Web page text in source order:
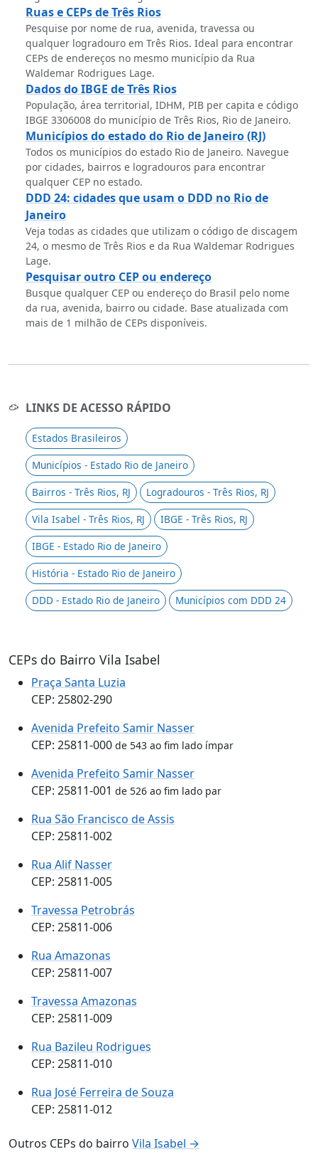
Ruas e CEPs de Três Rios
Pesquise por nome de rua, avenida, travessa ou
qualquer logradouro em Três Rios. Ideal para encontrar
CEPs de endereços no mesmo município da Rua
Waldemar Rodrigues Lage.
Dados do IBGE de Três Rios
População, área territorial, IDHM, PIB per capita e código
IBGE 3306008 do município de Três Rios, Rio de Janeiro.
Municípios do estado do Rio de Janeiro (RJ)
Todos os municípios do estado Rio de Janeiro. Navegue
por cidades, bairros e logradouros para encontrar
qualquer CEP no estado.
DDD 24: cidades que usam o DDD no Rio de
Janeiro
Veja todas as cidades que utilizam o código de discagem
24, o mesmo de Três Rios e da Rua Waldemar Rodrigues
Lage.
Pesquisar outro CEP ou endereço
Busque qualquer CEP ou endereço do Brasil pelo nome
da rua, avenida, bairro ou cidade. Base atualizada com
mais de 1 milhão de CEPs disponíveis.
LINKS DE ACESSO RÁPIDO
Estados Brasileiros
Municípios - Estado Rio de Janeiro
Bairros - Três Rios, RJ
Logradouros - Três Rios, RJ
Vila Isabel - Três Rios, RJ
IBGE - Três Rios, RJ
IBGE - Estado Rio de Janeiro
História - Estado Rio de Janeiro
DDD - Estado Rio de Janeiro
Municípios com DDD 24
CEPs do Bairro Vila Isabel
Praça Santa Luzia
CEP: 25802-290
Avenida Prefeito Samir Nasser
CEP: 25811-000 de 543 ao fim lado ímpar
Avenida Prefeito Samir Nasser
CEP: 25811-001 de 526 ao fim lado par
Rua São Francisco de Assis
CEP: 25811-002
Rua Alif Nasser
CEP: 25811-005
Travessa Petrobrás
CEP: 25811-006
Rua Amazonas
CEP: 25811-007
Travessa Amazonas
CEP: 25811-009
Rua Bazileu Rodrigues
CEP: 25811-010
Rua José Ferreira de Souza
CEP: 25811-012
Outros CEPs do bairro Vila Isabel →